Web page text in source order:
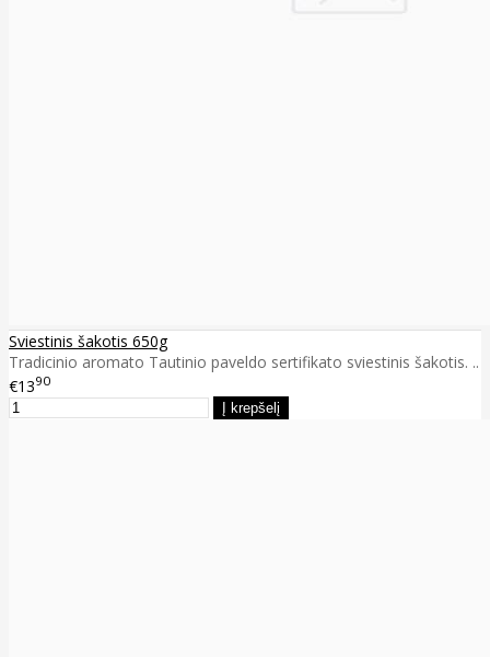
Sviestinis šakotis 650g
Tradicinio aromato Tautinio paveldo sertifikato sviestinis šakotis. ..
€1390